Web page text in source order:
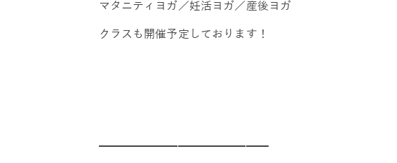
マタニティヨガ／妊活ヨガ／産後ヨガ
クラスも開催予定しております！
━━━━━━━━━━━━━━━